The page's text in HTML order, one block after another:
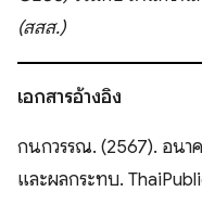
(สสส.)
เอกสารอ้างอิง
กนกวรรณ. (2567). อนา
และผลกระทบ.